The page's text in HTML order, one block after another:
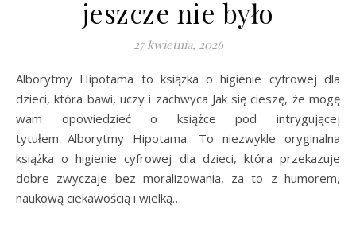
jeszcze nie było
27 kwietnia, 2026
Alborytmy Hipotama to książka o higienie cyfrowej dla
dzieci, która bawi, uczy i zachwyca Jak się cieszę, że mogę
wam opowiedzieć o książce pod intrygującej
tytułem Alborytmy Hipotama. To niezwykle oryginalna
książka o higienie cyfrowej dla dzieci, która przekazuje
dobre zwyczaje bez moralizowania, za to z humorem,
naukową ciekawością i wielką…